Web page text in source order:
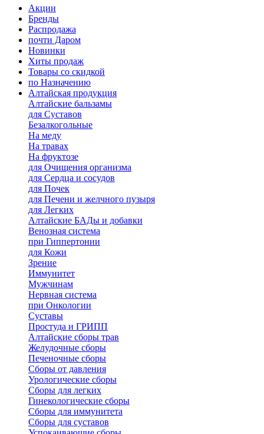
Акции
Бренды
Распродажа
почти Даром
Новинки
Хиты продаж
Товары со скидкой
по Назначению
Алтайская продукция
Алтайские бальзамы
для Суставов
Безалкогольные
На меду
На травах
На фруктозе
для Очищения организма
для Сердца и сосудов
для Почек
для Печени и желчного пузыря
для Легких
Алтайские БАДы и добавки
Венозная система
при Гиппертонии
для Кожи
Зрение
Иммунитет
Мужчинам
Нервная система
при Онкологии
Суставы
Простуда и ГРИПП
Алтайские сборы трав
Желудочные сборы
Печеночные сборы
Сборы от давления
Урологические сборы
Сборы для легких
Гинекологические сборы
Сборы для иммунитета
Сборы для суставов